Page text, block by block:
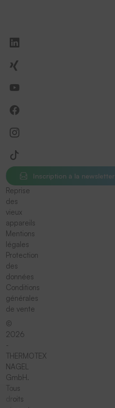
Inscription à la newsletter
Reprise
des
vieux
appareils
Mentions
légales
Protection
des
données
Conditions
générales
de vente
©
2026
-
THERMOTEX
NAGEL
GmbH.
Tous
droits